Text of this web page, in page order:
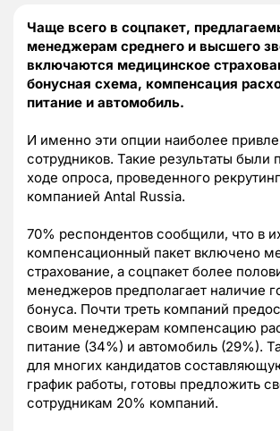
Чаще всего в соцпакет,
менеджерам среднего и высшего
включаются медицинское
бонусная схема, компенсация
питание и автомобиль.
И именно эти опции наиболее
сотрудников. Такие результаты были
ходе опроса, проведенного
компанией Antal Russia.
70% респондентов сообщили, что в
компенсационный пакет включено
страхование, а соцпакет более
менеджеров предполагает наличие
бонуса. Почти треть компаний
своим менеджерам компенсацию
питание (34%) и автомобиль (29%).
для многих кандидатов
график работы, готовы предложить
сотрудникам 20% компаний.